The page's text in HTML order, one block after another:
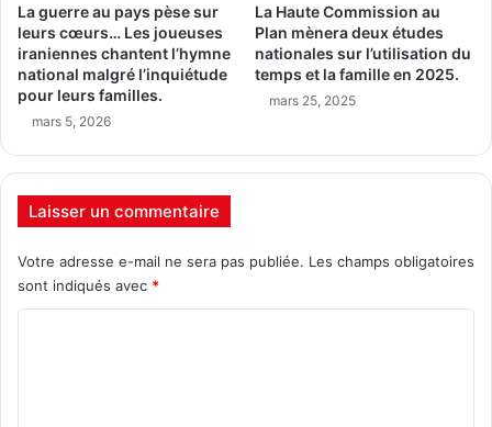
La guerre au pays pèse sur
leurs cœurs… Les joueuses
iraniennes chantent l’hymne
national malgré l’inquiétude
pour leurs familles.
mars 5, 2026
La Haute Commission au
Plan mènera deux études
nationales sur l’utilisation du
temps et la famille en 2025.
mars 25, 2025
Laisser un commentaire
Votre adresse e-mail ne sera pas publiée. Les champs obligatoires
sont indiqués avec *